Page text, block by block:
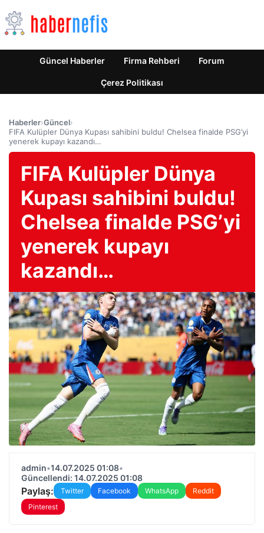
Güncel Haberler Firma Rehberi Forum
Çerez Politikası
Haberler›Güncel›
FIFA Kulüpler Dünya Kupası sahibini buldu! Chelsea finalde PSG’yi
yenerek kupayı kazandı…
FIFA Kulüpler Dünya
Kupası sahibini buldu!
Chelsea finalde PSG’yi
yenerek kupayı
kazandı…
admin•14.07.2025 01:08•
Güncellendi: 14.07.2025 01:08
Paylaş: Twitter Facebook WhatsApp
Reddit
Pinterest